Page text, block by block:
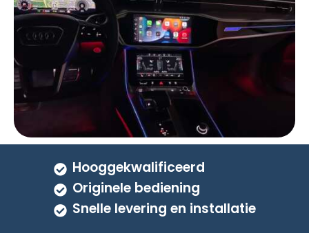
Hooggekwalificeerd
Originele bediening
Snelle levering en installatie